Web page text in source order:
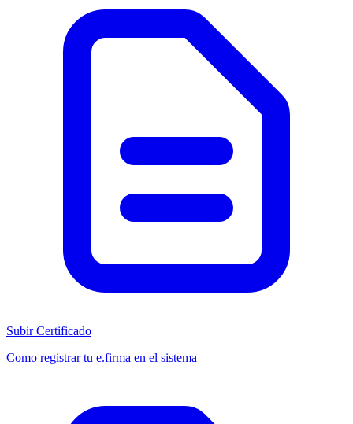
Subir Certificado
Como registrar tu e.firma en el sistema